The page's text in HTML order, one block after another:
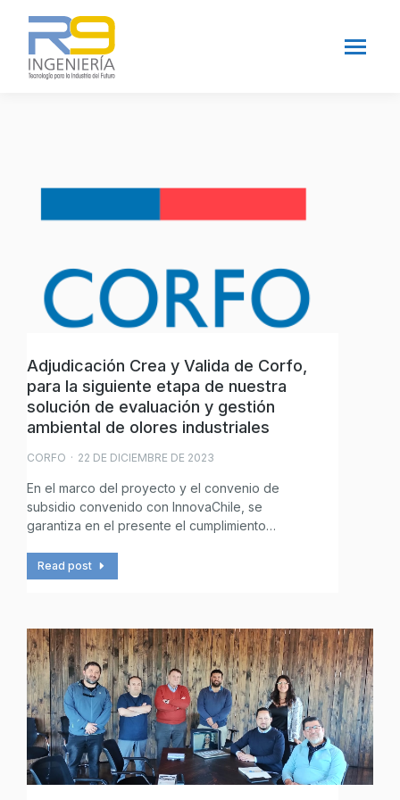
Adjudicación Crea y Valida de Corfo,
para la siguiente etapa de nuestra
solución de evaluación y gestión
ambiental de olores industriales
CORFO 22 DE DICIEMBRE DE 2023
En el marco del proyecto y el convenio de
subsidio convenido con InnovaChile, se
garantiza en el presente el cumplimiento…
Read post